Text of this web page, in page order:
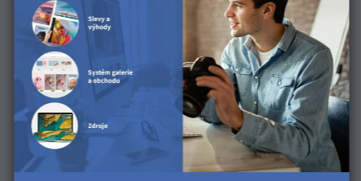
7. Všechny obrázky budou automaticky umístěny na
stránky.